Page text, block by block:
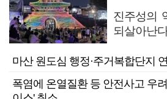
진주성의
되살아난
마산 원도심 행정·주거복합단지
폭염에 온열질환 등 안전사고 우